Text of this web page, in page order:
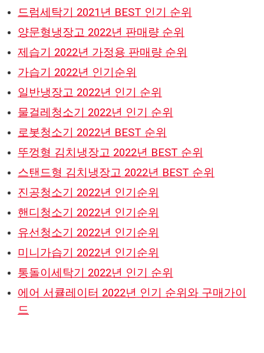
드럼세탁기 2021년 BEST 인기 순위
양문형냉장고 2022년 판매량 순위
제습기 2022년 가정용 판매량 순위
가습기 2022년 인기순위
일반냉장고 2022년 인기 순위
물걸레청소기 2022년 인기 순위
로봇청소기 2022년 BEST 순위
뚜껑형 김치냉장고 2022년 BEST 순위
스탠드형 김치냉장고 2022년 BEST 순위
진공청소기 2022년 인기순위
핸디청소기 2022년 인기순위
유선청소기 2022년 인기순위
미니가습기 2022년 인기순위
통돌이세탁기 2022년 인기 순위
에어 서큘레이터 2022년 인기 순위와 구매가이
드